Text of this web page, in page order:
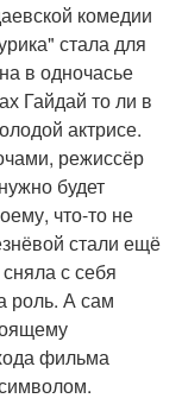
комедии
стала для
в одночасье
Гайдай то ли в
актрисе.
режиссёр
будет
что-то не
стали ещё
с себя
роль. А сам
фильма